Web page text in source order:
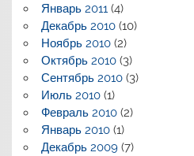
Январь 2011 (4)
Декабрь 2010(10)
Ноябрь 2010(2)
Октябрь 2010(3)
Сентябрь 2010(3)
Июль 2010(1)
Февраль 2010(2)
Январь 2010(1)
Декабрь 2009(7)